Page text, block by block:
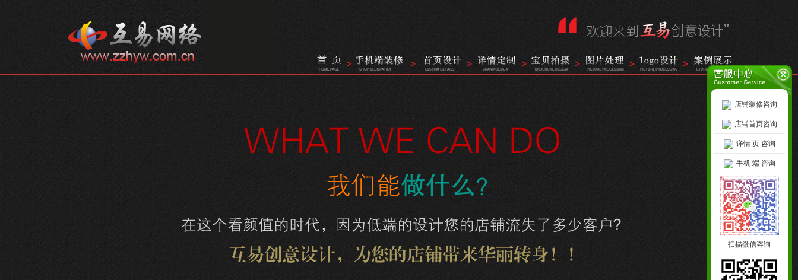
店铺装修咨询
店铺首页咨询
详情 页 咨询
手机 端 咨询
扫描微信咨询